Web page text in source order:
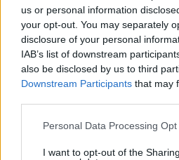
us or personal information
your opt-out. You may separately
disclosure of your personal
IAB’s list of downstream
also be disclosed by us to third
Downstream Participants that may
Please note that this website/app
not limited to your visit or usage
Personal Data Processing
I want to opt-out of the
Itt állíthatod be,